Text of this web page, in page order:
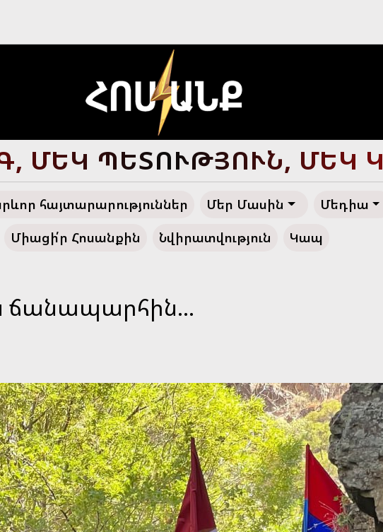
ՀԱՅՔ, ԴԵՊԻ՛ ՓԱՌԱՀԵՂ
հայտարարություններ Մեր Մասին Մեդիա
Միացի՛ր Հոսանքին
Նվիրատվություն Կապ
ճանապարհին...